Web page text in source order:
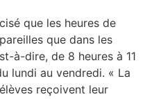
que les heures de
que dans les
à-dire, de 8 heures à 11
lundi au vendredi. « La
reçoivent leur